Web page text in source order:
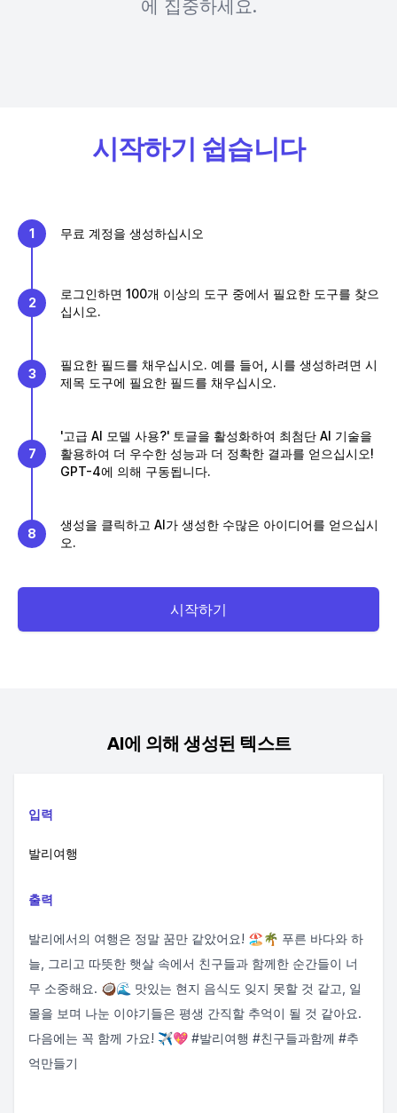
에 집중하세요.
시작하기 쉽습니다
1 무료 계정을 생성하십시오
2
로그인하면 100개 이상의 도구 중에서 필요한 도구를 찾으
십시오.
3
필요한 필드를 채우십시오. 예를 들어, 시를 생성하려면 시
제목 도구에 필요한 필드를 채우십시오.
7
'고급 AI 모델 사용?' 토글을 활성화하여 최첨단 AI 기술을
활용하여 더 우수한 성능과 더 정확한 결과를 얻으십시오!
GPT-4에 의해 구동됩니다.
8
생성을 클릭하고 AI가 생성한 수많은 아이디어를 얻으십시
오.
시작하기
AI에 의해 생성된 텍스트
입력
발리여행
출력
발리에서의 여행은 정말 꿈만 같았어요! 🏖️🌴 푸른 바다와 하
늘, 그리고 따뜻한 햇살 속에서 친구들과 함께한 순간들이 너
무 소중해요. 🥥🌊 맛있는 현지 음식도 잊지 못할 것 같고, 일
몰을 보며 나눈 이야기들은 평생 간직할 추억이 될 것 같아요.
다음에는 꼭 함께 가요! ✈️💖 #발리여행 #친구들과함께 #추
억만들기